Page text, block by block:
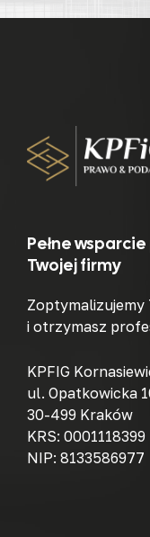
Pełne
Twojej firmy
Zoptymalizujemy
i otrzymasz
KPFIG
ul. Opatkowicka
30-499 Kraków
KRS: 0001118399
NIP: 8133586977